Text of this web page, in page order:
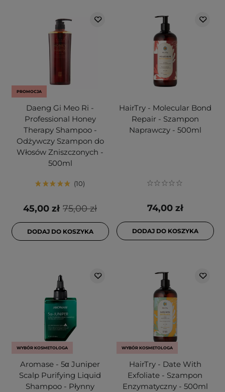
PROMOCJA
Daeng Gi Meo Ri -
Professional Honey
Therapy Shampoo -
Odżywczy Szampon do
Włosów Zniszczonych -
500ml
10
75,00 zł
45,00 zł
DODAJ DO KOSZYKA
HairTry - Molecular Bond
Repair - Szampon
Naprawczy - 500ml
74,00 zł
DODAJ DO KOSZYKA
WYBÓR KOSMETOLOGA
Aromase - 5α Juniper
Scalp Purifying Liquid
Shampoo - Płynny
WYBÓR KOSMETOLOGA
HairTry - Date With
Exfoliate - Szampon
Enzymatyczny - 500ml